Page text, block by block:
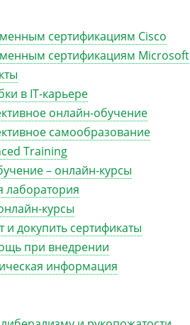
сертификациям Cisco
сертификациям Microsoft
в IT-карьере
онлайн-обучение
самообразование
Training
– онлайн-курсы
лаборатория
курсы
и докупить сертификаты
при внедрении
информация